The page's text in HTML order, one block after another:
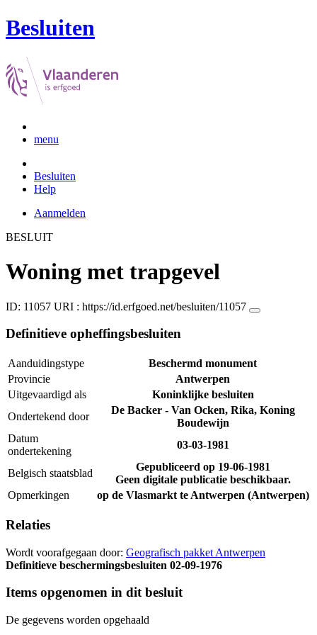
Besluiten
menu
Besluiten
Help
Aanmelden
BESLUIT
Woning met trapgevel
ID: 11057 URI : https://id.erfgoed.net/besluiten/11057
Definitieve opheffingsbesluiten
Aanduidingstype
Beschermd monument
Provincie
Antwerpen
Uitgevaardigd als
Koninklijke besluiten
Ondertekend door
De Backer - Van Ocken, Rika, Koning
Boudewijn
Datum
ondertekening
03-03-1981
Belgisch staatsblad
Gepubliceerd op 19-06-1981
Geen digitale publicatie beschikbaar.
Opmerkingen
op de Vlasmarkt te Antwerpen (Antwerpen)
Relaties
Wordt voorafgegaan door: Geografisch pakket Antwerpen
Definitieve beschermingsbesluiten 02-09-1976
Items opgenomen in dit besluit
De gegevens worden opgehaald